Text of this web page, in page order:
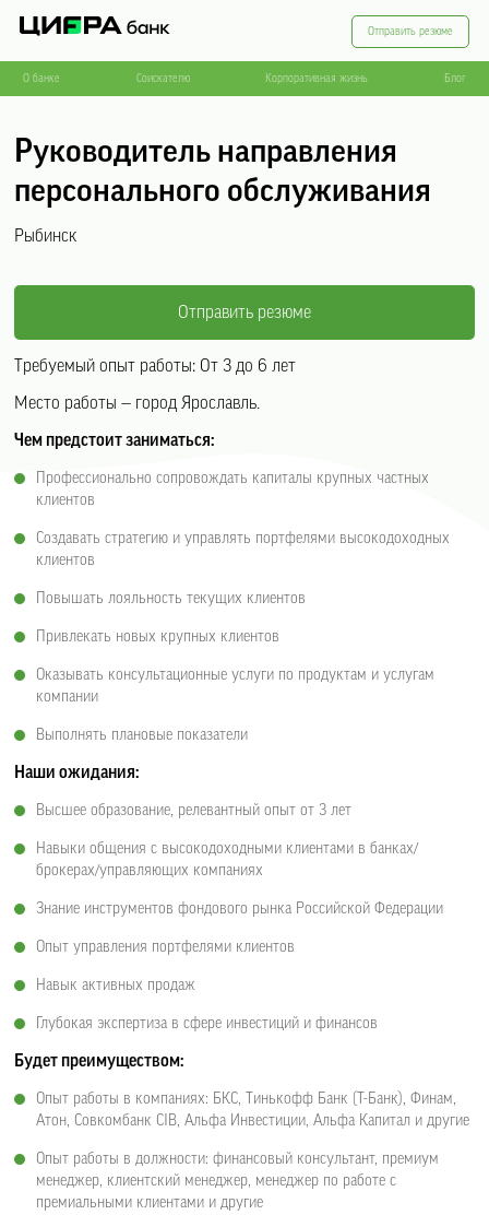
О банке Соискателю Корпоративная жизнь Блог
Отправить резюме
Руководитель направления
персонального обслуживания
Рыбинск
Отправить резюме
Требуемый опыт работы: От 3 до 6 лет
Место работы — город Ярославль.
Чем предстоит заниматься:
Профессионально сопровождать капиталы крупных частных
клиентов
Создавать стратегию и управлять портфелями высокодоходных
клиентов
Повышать лояльность текущих клиентов
Привлекать новых крупных клиентов
Оказывать консультационные услуги по продуктам и услугам
компании
Выполнять плановые показатели
Наши ожидания:
Высшее образование, релевантный опыт от 3 лет
Навыки общения с высокодоходными клиентами в банках/
брокерах/управляющих компаниях
Знание инструментов фондового рынка Российской Федерации
Опыт управления портфелями клиентов
Навык активных продаж
Глубокая экспертиза в сфере инвестиций и финансов
Будет преимуществом:
Опыт работы в компаниях: БКС, Тинькофф Банк (T-Банк), Финам,
Атон, Совкомбанк CIB, Альфа Инвестиции, Альфа Капитал и другие
Опыт работы в должности: финансовый консультант, премиум
менеджер, клиентский менеджер, менеджер по работе с
премиальными клиентами и другие